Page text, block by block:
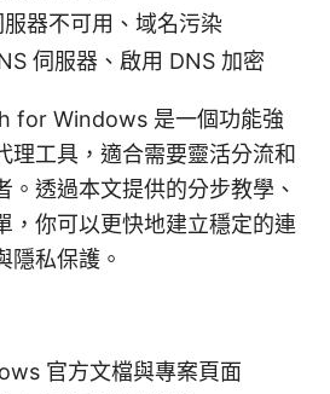
器不可用、域名污染
伺服器、啟用 DNS 加密
for Windows 是一個功能強
理工具，適合需要靈活分流和
。透過本文提供的分步教學、
，你可以更快地建立穩定的連
隱私保護。
官方文檔與專案頁面